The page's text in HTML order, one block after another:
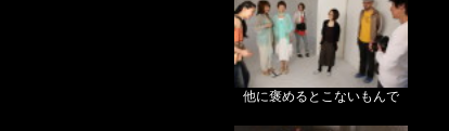
他に褒めるとこないもんで